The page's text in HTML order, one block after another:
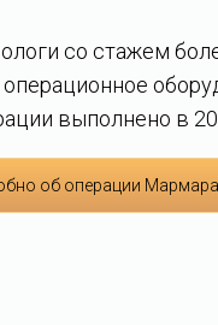
со стажем
выполнено в
об операции